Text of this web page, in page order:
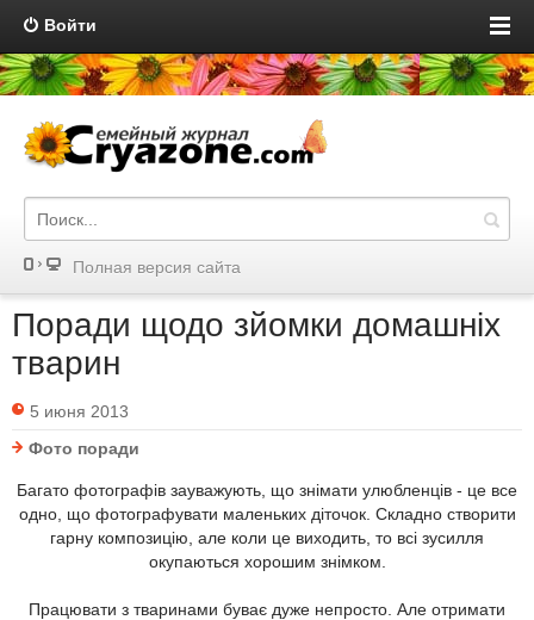
Войти
Полная версия сайта
Поради щодо зйомки домашніх
тварин
5 июня 2013
Фото поради
Багато фотографів зауважують, що знімати улюбленців - це все
одно, що фотографувати маленьких діточок. Складно створити
гарну композицію, але коли це виходить, то всі зусилля
окупаються хорошим знімком.
Працювати з тваринами буває дуже непросто. Але отримати